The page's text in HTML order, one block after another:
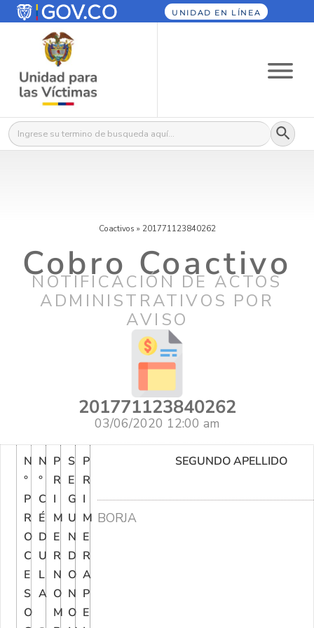
UNIDAD EN LÍNEA
Buscar: Botón
Coactivos » 201771123840262
Cobro Coactivo
NOTIFICACIÓN DE ACTOS
ADMINISTRATIVOS POR
AVISO
201771123840262
03/06/2020 12:00 am
N
°
P
R
O
C
E
S
O
N
°
C
É
D
U
L
A
P
R
I
M
E
R
N
O
M
S
E
G
U
N
D
O
N
O
P
R
I
M
E
R
A
P
E
SEGUNDO APELLIDO
BORJA